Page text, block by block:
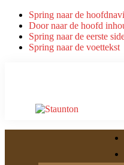
Spring naar de
Door naar de hoofd
Spring naar de eerste
Spring naar de voettekst